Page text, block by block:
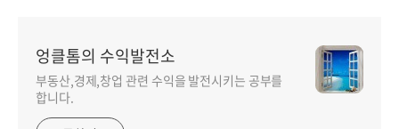
엉클톰의 수익발전소
부동산,경제,창업 관련 수익을 발전시키는 공부를
합니다.